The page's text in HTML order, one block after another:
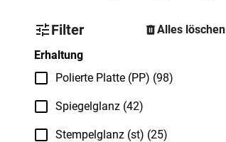
Filter
Alles löschen
Erhaltung
Polierte Platte (PP) (98)
Spiegelglanz (42)
Stempelglanz (st) (25)